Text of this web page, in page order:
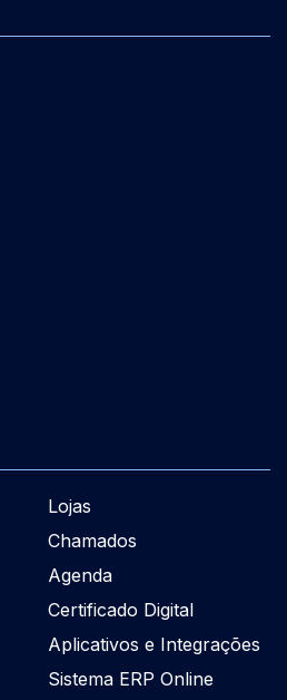
Lojas
Chamados
Agenda
Certificado Digital
Aplicativos e Integrações
Sistema ERP Online